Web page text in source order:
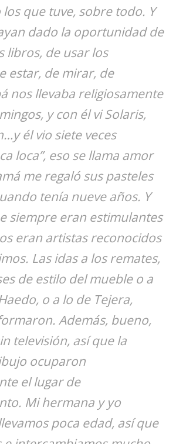
que tuve, sobre todo. Y
dado la oportunidad de
libros, de usar los
estar, de mirar, de
nos llevaba religiosamente
y con él vi Solaris,
él vio siete veces
loca”, eso se llama amor
me regaló sus pasteles
tenía nueve años. Y
siempre eran estimulantes
eran artistas reconocidos
Las idas a los remates,
de estilo del mueble o a
o a lo de Tejera,
Además, bueno,
televisión, así que la
ocuparon
el lugar de
Mi hermana y yo
poca edad, así que